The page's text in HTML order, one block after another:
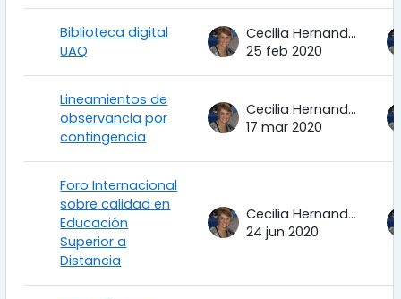
Biblioteca digital
UAQ
Cecilia Hernandez Garciadiego
25 feb 2020
Lineamientos de
observancia por
contingencia
Cecilia Hernandez Garciadiego
17 mar 2020
Foro Internacional
sobre calidad en
Educación
Superior a
Distancia
Cecilia Hernandez Garciadiego
24 jun 2020